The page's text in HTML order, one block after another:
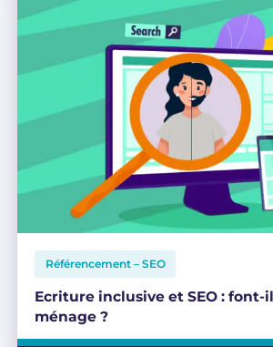
Référencement – SEO
Ecriture inclusive et SEO : font-
ménage ?